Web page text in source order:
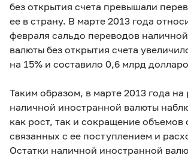
без открытия счета превышали
ее в страну. В марте 2013 года
февраля сальдо переводов
валюты без открытия счета
на 15% и составило 0,6 млрд
Таким образом, в марте 2013 года на
наличной иностранной валюты
как рост, так и сокращение объемов
связанных с ее поступлением и
Остатки наличной иностранной